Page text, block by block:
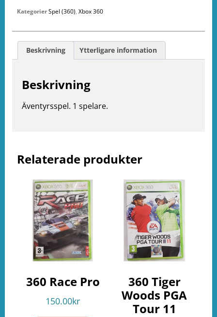
Relaterade produkter
360 Race Pro
150.00kr
360 Tiger
Woods PGA
Tour 11
KategorierSpel (360), Xbox 360
Beskrivning Ytterligare information
Beskrivning
Äventyrsspel. 1 spelare.